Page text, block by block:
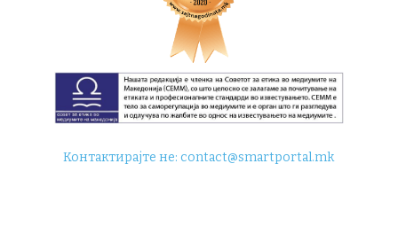
Контактирајте не:contact@smartportal.mk